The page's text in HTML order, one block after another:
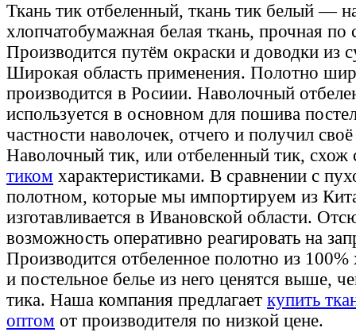
Ткань тик отбеленный, ткань тик белый —
хлопчатобумажная белая ткань, прочная по
Производится путём окраски и доводки из
Широкая область применения. Полотно
производится в Росиии. Наволочный
используется в основном для пошива
частности наволочек, отчего и получил
Наволочный тик, или отбеленный тик, схож
тиком характеристиками. В сравнении с
полотном, которые мы импортируем из
изготавливается в Ивановской области.
возможность оперативно реагировать на
Производится отбеленное полотно из
и постельное белье из него ценятся выше,
тика. Наша компания предлагает купить
оптом от производителя по низкой цене.